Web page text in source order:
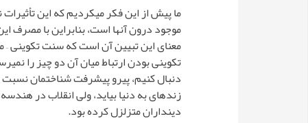
ما پیش از این فکر می­کردیم که این
موجود درون آن­ها است، بنابراین با مصرف
معنای این تبیین آن است که سنت تکوینی
تکوینی بودن ارتباط میان آن دو چیز را
دنبال کنیم، پیرو پیشرفت شناختمان
زنده­ای به دنیا بیاید، ولی انقلاب در
دین­داران متزلزل کرده بود.